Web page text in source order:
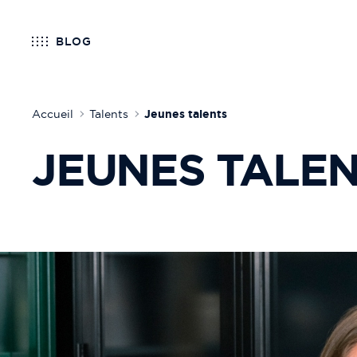
BLOG
Accueil Talents Jeunes talents
JEUNES